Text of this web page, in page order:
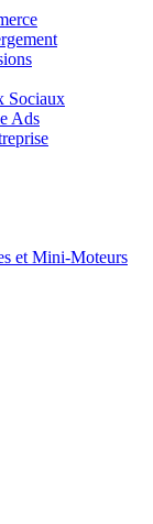
Sociaux
Ads
et Mini-Moteurs